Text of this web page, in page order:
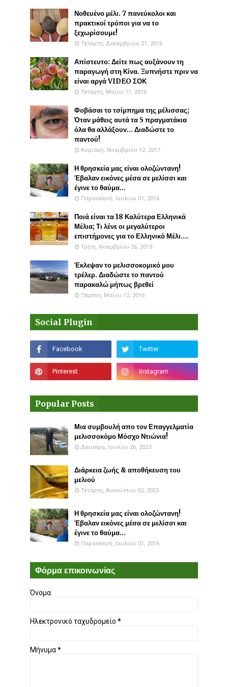
Νοθευένο μέλι. 7 πανεύκολοι και
πρακτικοί τρόποι για να το
ξεχωρίσουμε!
Τετάρτη, Δεκεμβρίου 21, 2016
Απίστευτο: Δείτε πως αυξάνουν τη
παραγωγή στη Κίνα. Ξυπνήστε πριν να
είναι αργά VIDEO ΣΟΚ
Τετάρτη, Μαΐου 11, 2016
Φοβάσαι το τσίμπημα της μέλισσας;
Όταν μάθεις αυτά τα 5 πραγματάκια
όλα θα αλλάξουν... Διαδώστε το
παντού!
Κυριακή, Νοεμβρίου 12, 2017
Η θρησκεία μας είναι ολοζώντανη!
Έβαλαν εικόνες μέσα σε μελίσσι και
έγινε το θαύμα...
Παρασκευή, Ιουλίου 01, 2016
Ποιά είναι τα 18 Καλύτερα Ελληνικά
Μέλια; Τι λένε οι μεγαλύτεροι
επιστήμονες για το Ελληνικό Μέλι....
Τρίτη, Νοεμβρίου 26, 2019
Έκλεψαν το μελισσοκομικό μου
τρέλερ. Διαδώστε το παντού
παρακαλώ μήπως βρεθεί
Πέμπτη, Μαΐου 12, 2016
Social Plugin
Popular Posts
Μια συμβουλή απο τον Επαγγελματία
μελισσοκόμο Μόσχο Ντιώνια!
Δευτέρα, Ιουνίου 26, 2023
Διάρκεια ζωής & αποθήκευση του
μελιού
Τετάρτη, Αυγούστου 02, 2023
Η θρησκεία μας είναι ολοζώντανη!
Έβαλαν εικόνες μέσα σε μελίσσι και
έγινε το θαύμα...
Παρασκευή, Ιουλίου 01, 2016
Φόρμα επικοινωνίας
Όνομα
Ηλεκτρονικό ταχυδρομείο *
Μήνυμα*